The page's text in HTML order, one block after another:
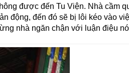
được đến Tu Viện. Nhà cầm
động, đến đó sẽ bị lôi kéo vào
nhà ngăn chận với luận điệu